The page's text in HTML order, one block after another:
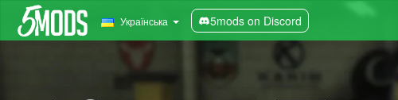
Українська 5mods on Discord